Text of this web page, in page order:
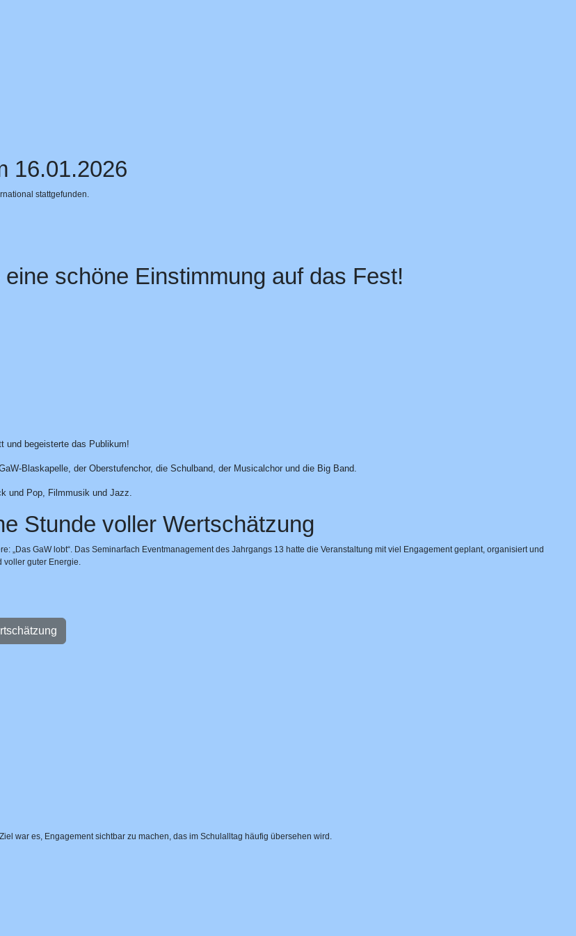
16.01.2026
stattgefunden.
schöne Einstimmung auf das Fest!
und begeisterte das Publikum!
Blaskapelle, der Oberstufenchor, die Schulband, der Musicalchor und die Big Band.
und Pop, Filmmusik und Jazz.
Stunde voller Wertschätzung
„Das GaW lobt“. Das Seminarfach Eventmanagement des Jahrgangs 13 hatte die Veranstaltung mit viel Engagement geplant, organisiert und
guter Energie.
war es, Engagement sichtbar zu machen, das im Schulalltag häufig übersehen wird.